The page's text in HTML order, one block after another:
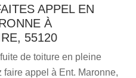
APPEL EN
À
55120
de toiture en pleine
appel à Ent. Maronne,